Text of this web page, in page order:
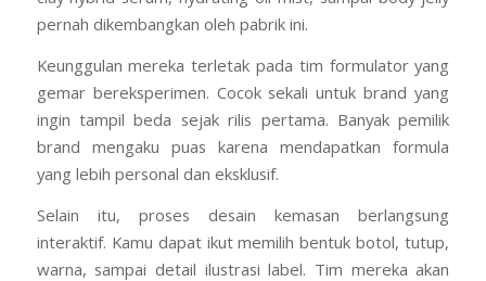
pernah dikembangkan oleh pabrik ini.
Keunggulan mereka terletak pada tim formulator yang
gemar bereksperimen. Cocok sekali untuk brand yang
ingin tampil beda sejak rilis pertama. Banyak pemilik
brand mengaku puas karena mendapatkan formula
yang lebih personal dan eksklusif.
Selain itu, proses desain kemasan berlangsung
interaktif. Kamu dapat ikut memilih bentuk botol, tutup,
warna, sampai detail ilustrasi label. Tim mereka akan